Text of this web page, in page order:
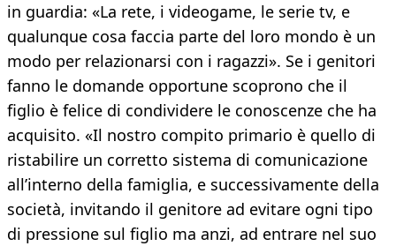
in guardia: «La rete, i videogame, le serie tv, e
qualunque cosa faccia parte del loro mondo è un
modo per relazionarsi con i ragazzi». Se i genitori
fanno le domande opportune scoprono che il
figlio è felice di condividere le conoscenze che ha
acquisito. «Il nostro compito primario è quello di
ristabilire un corretto sistema di comunicazione
all’interno della famiglia, e successivamente della
società, invitando il genitore ad evitare ogni tipo
di pressione sul figlio ma anzi, ad entrare nel suo